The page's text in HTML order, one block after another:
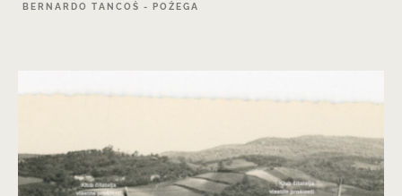
BERNARDO TANCOŠ - POŽEGA